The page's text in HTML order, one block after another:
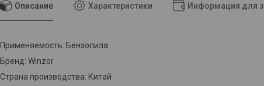
Описание Характеристики Информация для
Применяемость: Бензопила
Бренд: Winzor
Страна производства: Китай